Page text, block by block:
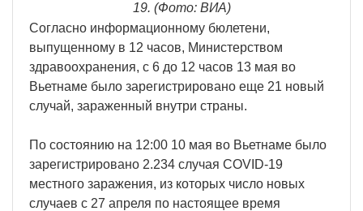
19. (Фото: ВИА)
Согласно информационному бюлетени,
выпущенному в 12 часов, Министерством
здравоохранения, с 6 до 12 часов 13 мая во
Вьетнаме было зарегистрировано еще 21 новый
случай, зараженный внутри страны.
По состоянию на 12:00 10 мая во Вьетнаме было
зарегистрировано 2.234 случая COVID-19
местного заражения, из которых число новых
случаев с 27 апреля по настоящее время